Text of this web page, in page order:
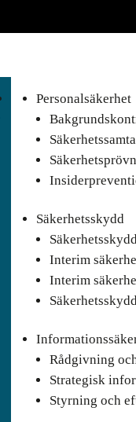
Personalsäkerhet
Säkerhetsskydd
Interim
Interim
Rådgivning
Strategisk
Styrning och